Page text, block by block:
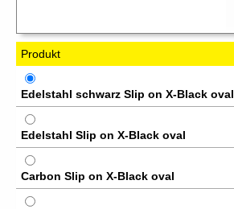
Produkt
Edelstahl schwarz Slip on X-Black oval
Edelstahl Slip on X-Black oval
Carbon Slip on X-Black oval